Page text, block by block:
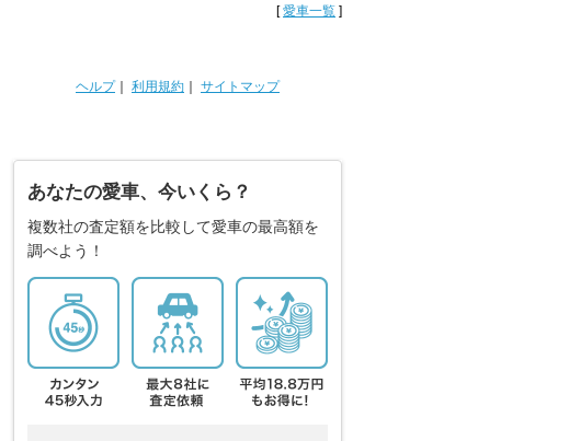
[愛車一覧 ]
ヘルプ｜ 利用規約 サイトマップ
あなたの愛車、今いくら？
複数社の査定額を比較して愛車の最高額を
調べよう！